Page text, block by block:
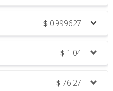
$ 0.999627
$ 1.04
$76.27